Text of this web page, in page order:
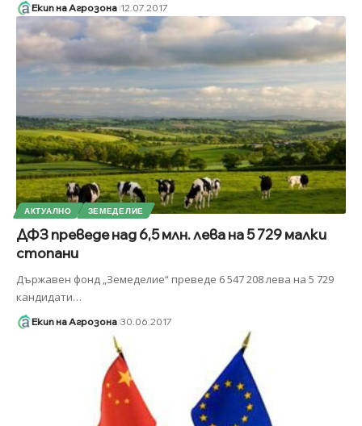
Екип на Агрозона 12.07.2017
АКТУАЛНО ЗЕМЕДЕЛИЕ
ДФЗ преведе над 6,5 млн. лева на 5 729 малки
стопани
Държавен фонд „Земеделие“ преведе 6 547 208 лева на 5 729
кандидати…
Екип на Агрозона 30.06.2017